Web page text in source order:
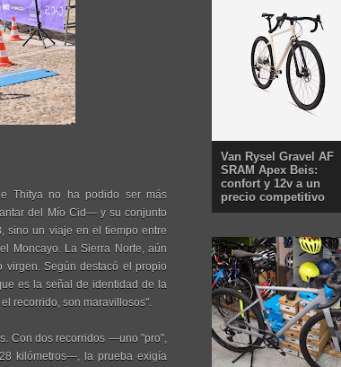
Thitya no ha podido ser más
del Mío Cid— y su conjunto
sino un viaje en el tiempo entre
Moncayo. La Sierra Norte, aún
virgen. Según destacó el propio
es la señal de identidad de la
recorrido, son maravillosos".
Con dos recorridos —uno "pro",
kilómetros—, la prueba exigía
Van Rysel Gravel AF
SRAM Apex Beis:
confort y 12v a un
precio competitivo